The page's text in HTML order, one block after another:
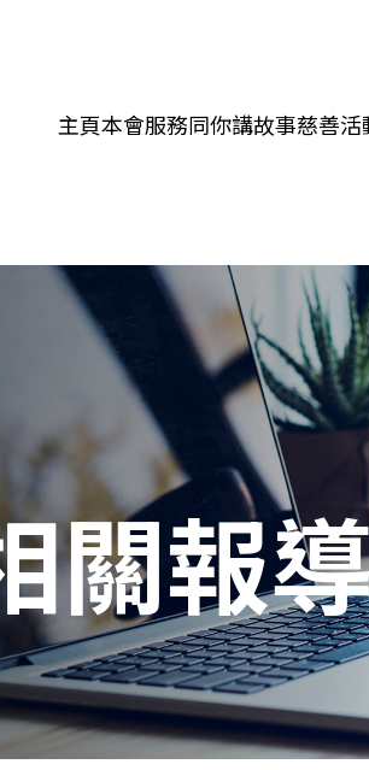
主頁本會服務
職能發展
社區教育
多元共融
社區連繫
同你講故事慈善活
關報